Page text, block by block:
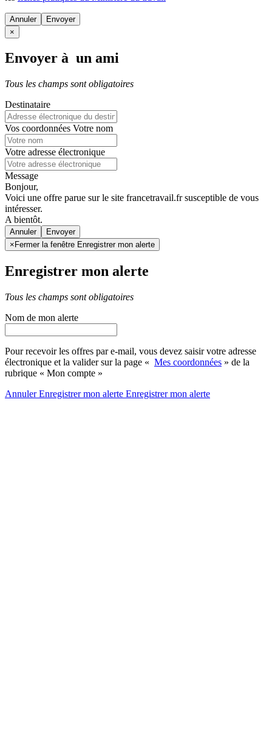
Annuler
×
Envoyer à un ami
Tous les champs sont obligatoires
Destinataire
Vos coordonnées Votre nom
Votre adresse électronique
Message
Bonjour,
Voici une offre parue sur le site francetravail.fr susceptible de vous
intéresser.
A bientôt.
Annuler
× Fermer la fenêtre Enregistrer mon alerte
Enregistrer mon alerte
Tous les champs sont obligatoires
Nom de mon alerte
Pour recevoir les offres par e-mail, vous devez saisir votre adresse
électronique et la valider sur la page « Mes coordonnées » de la
rubrique « Mon compte »
AnnulerEnregistrer mon alerte Enregistrermon alerte